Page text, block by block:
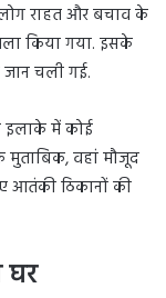
राहत और बचाव के
किया गया. इसके
चली गई.
इलाके में कोई
मुताबिक, वहां मौजूद
आतंकी ठिकानों की
घर